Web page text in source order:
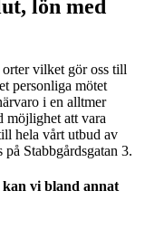
lön med
vilket gör oss till
personliga mötet
i en alltmer
möjlighet att vara
hela vårt utbud av
Stabbgårdsgatan 3.
kan vi bland annat